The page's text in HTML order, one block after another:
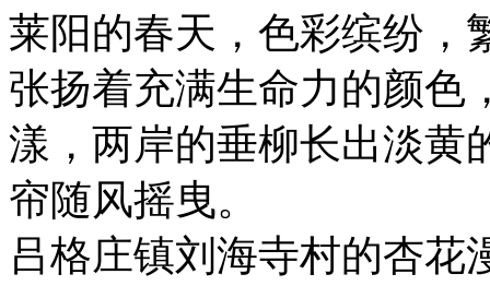
莱阳的春天，色彩缤纷，
张扬着充满生命力的颜色
漾，两岸的垂柳长出淡黄
帘随风摇曳。
吕格庄镇刘海寺村的杏花